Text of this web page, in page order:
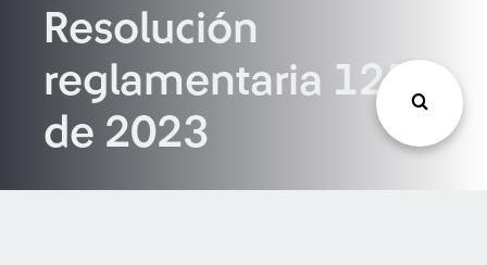
Resolución
reglamentaria 125
de 2023